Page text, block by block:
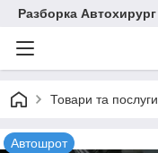
Разборка Автохирург
Товари та послуги
Автошрот